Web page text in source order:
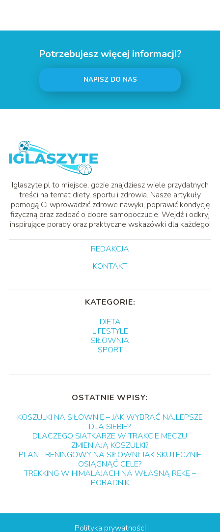
Potrzebujesz więcej informacji?
NAPISZ DO NAS
Iglaszyte.pl to miejsce, gdzie znajdziesz wiele przydatnych
treści na temat diety, sportu i zdrowia. Nasze artykuły
pomogą Ci wprowadzić zdrowe nawyki, poprawić kondycję
fizyczną oraz zadbać o dobre samopoczucie. Wejdź i odkryj
inspirujące porady oraz praktyczne wskazówki dla każdego!
REDAKCJA
KONTAKT
KATEGORIE:
DIETA
LIFESTYLE
SIŁOWNIA
SPORT
OSTATNIE WPISY:
KOSZULKI NA SIŁOWNIĘ – JAK WYBRAĆ NAJLEPSZE
DLA SIEBIE?
DLACZEGO SIATKARZE W TRAKCIE MECZU
ZMIENIAJĄ KOSZULKI?
PLAN TRENINGOWY NA SIŁOWNI: JAK SKUTECZNIE
OSIĄGNĄĆ CELE?
TREKKING W HIMALAJACH NA WŁASNĄ RĘKĘ –
PORADNIK
Polityka prywatności